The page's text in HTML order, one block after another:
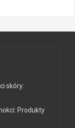
skóry:
Produkty